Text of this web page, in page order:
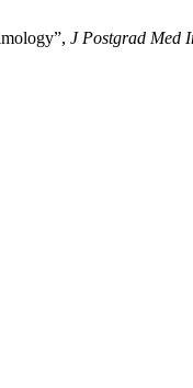
J Postgrad Med